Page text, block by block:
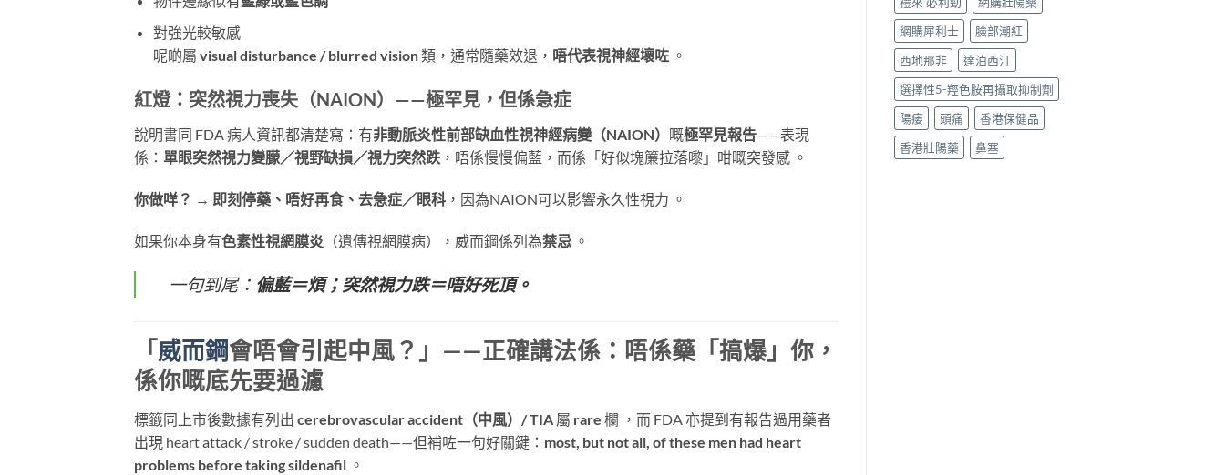
對強光較敏感
呢啲屬 visual disturbance / blurred vision​ 類，通常隨藥效退， 唔代表視神經壞咗​ 。
紅燈：突然視力喪失（NAION）——極罕見，但係急症
說明書同 FDA 病人資訊都清楚寫：有非動脈炎性前部缺血性視神經病變（NAION） 嘅極罕見報告——表現
係： 單眼突然視力變朦／視野缺損／視力突然跌 ，唔係慢慢偏藍，而係「好似塊簾拉落嚟」咁嘅突發感 。
你做咩？ ​ → 即刻停藥、唔好再食、去急症／眼科 ，因為NAION可以影響永久性視力 。
如果你本身有色素性視網膜炎 （遺傳視網膜病），威而鋼係列為禁忌 ​ 。
一句到尾： 偏藍＝煩；突然視力跌＝唔好死頂。
「 威而鋼會唔會引起中風？」——正確講法係：唔係藥「搞爆」你，
係你嘅底先要過濾
標籤同上市後數據有列出 cerebrovascular accident（中風）/ TIA ​ 屬 rare ​ 欄 ，而 FDA 亦提到有報告過用藥者
出現 heart attack / stroke / sudden death——但補咗一句好關鍵： most, but not all, of these men had heart
problems before taking sildenafil ​ 。
網購犀利士
臉部潮紅
西地那非
達泊西汀
選擇性5-羥色胺再攝取抑制劑
陽痿
頭痛
香港保健品
香港壯陽藥
鼻塞